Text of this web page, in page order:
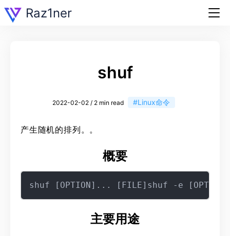
Raz1ner
shuf
2022-02-02 / 2 min read #Linux命令
产生随机的排列。。
概要
主要用途